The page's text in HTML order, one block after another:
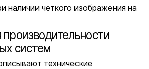
наличии четкого изображения на
систем
технические